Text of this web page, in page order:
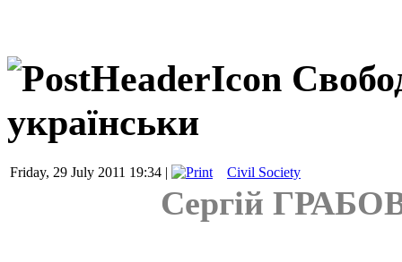
українськи
Friday, 29 July 2011 19:34 | Civil Society
Сергій